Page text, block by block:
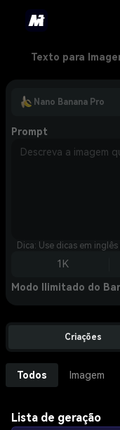
Texto para
Nano Banana Pro
Prompt
Dica: Use dicas em
1K
Modo Ilimitado do
Criações
Todos Imagem
Lista de geração